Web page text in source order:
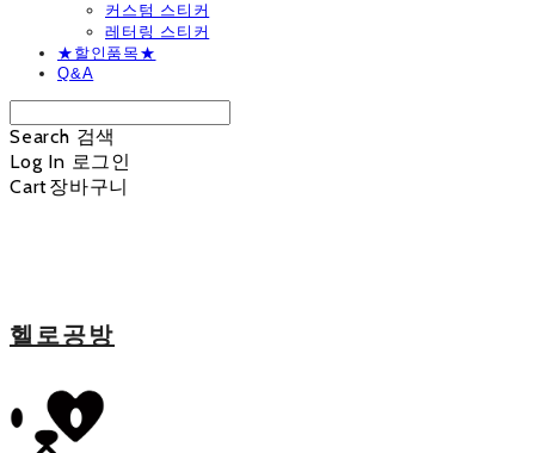
커스텀 스티커
레터링 스티커
★할인품목★
Q&A
Search 검색
Log In 로그인
Cart장바구니
헬로공방